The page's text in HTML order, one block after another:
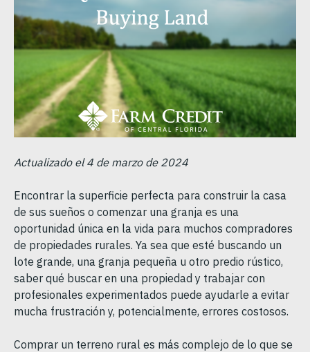
Actualizado el 4 de marzo de 2024
Encontrar la superficie perfecta para construir la casa
de sus sueños o comenzar una granja es una
oportunidad única en la vida para muchos compradores
de propiedades rurales. Ya sea que esté buscando un
lote grande, una granja pequeña u otro predio rústico,
saber qué buscar en una propiedad y trabajar con
profesionales experimentados puede ayudarle a evitar
mucha frustración y, potencialmente, errores costosos.
Comprar un terreno rural es más complejo de lo que se